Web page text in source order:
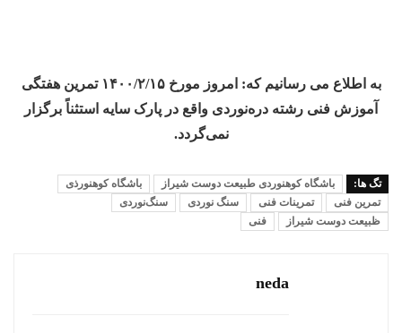
به اطلاع می رسانیم که: امروز مورخ ۱۴۰۰/۲/۱۵ تمرین هفتگی
آموزش فنی رشته دره‌نوردی واقع در پارک سایه استثناً برگزار
نمی‌گردد.
تگ ها: باشگاه کوهنوردی طبیعت دوست شیراز
باشگاه کوهنورذی
تمرین فنی
تمرینات فنی سنگ نوردی
سنگ‌نوردی
ظبیعت دوست شیراز
فنی
neda